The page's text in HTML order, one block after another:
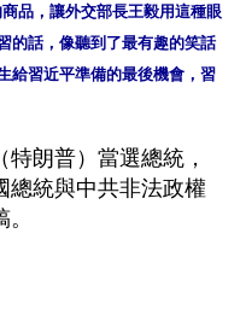
品，讓外交部長王毅用這種眼
的話，像聽到了最有趣的笑話
給習近平準備的最後機會，習
特朗普）當選總統，
總統與中共非法政權